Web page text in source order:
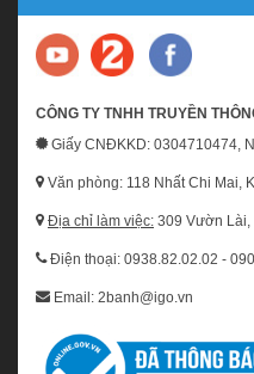
CÔNG TY TNHH TRUYỀN
Giấy CNĐKKD: 0304710474,
Văn phòng: 118 Nhất Chi Mai,
Địa chỉ làm việc: 309 Vườn Lài,
Điện thoại: 0938.82.02.02 -
Email: 2banh@igo.vn